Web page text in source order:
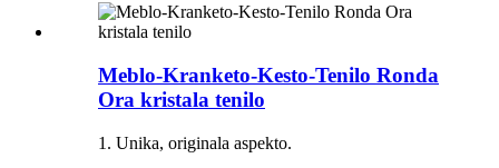
Meblo-Kranketo-Kesto-Tenilo Ronda
Ora kristala tenilo
1. Unika, originala aspekto.